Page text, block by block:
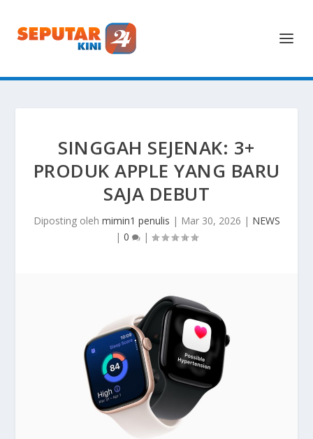
SINGGAH SEJENAK: 3+
PRODUK APPLE YANG BARU
SAJA DEBUT
Diposting oleh mimin1 penulis | Mar 30, 2026 | NEWS
| 0 |